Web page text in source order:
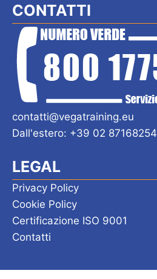
CONTATTI
contatti@vegatraining.eu
Dall'estero: +39 02 87168254
LEGAL
Privacy Policy
Cookie Policy
Certificazione ISO 9001
Contatti